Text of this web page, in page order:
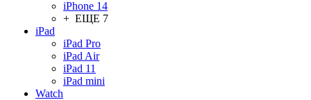
iPhone 14
+ ЕЩЕ 7
iPad
iPad Pro
iPad Air
iPad 11
iPad mini
Watch